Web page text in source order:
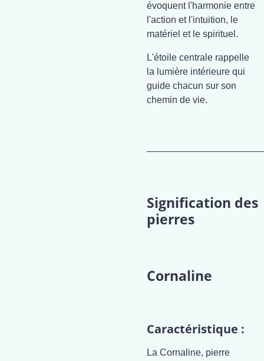
évoquent l'harmonie entre
l'action et l'intuition, le
matériel et le spirituel.
L'étoile centrale rappelle
la lumière intérieure qui
guide chacun sur son
chemin de vie.
Signification des
pierres
Cornaline
Caractéristique :
La Cornaline, pierre